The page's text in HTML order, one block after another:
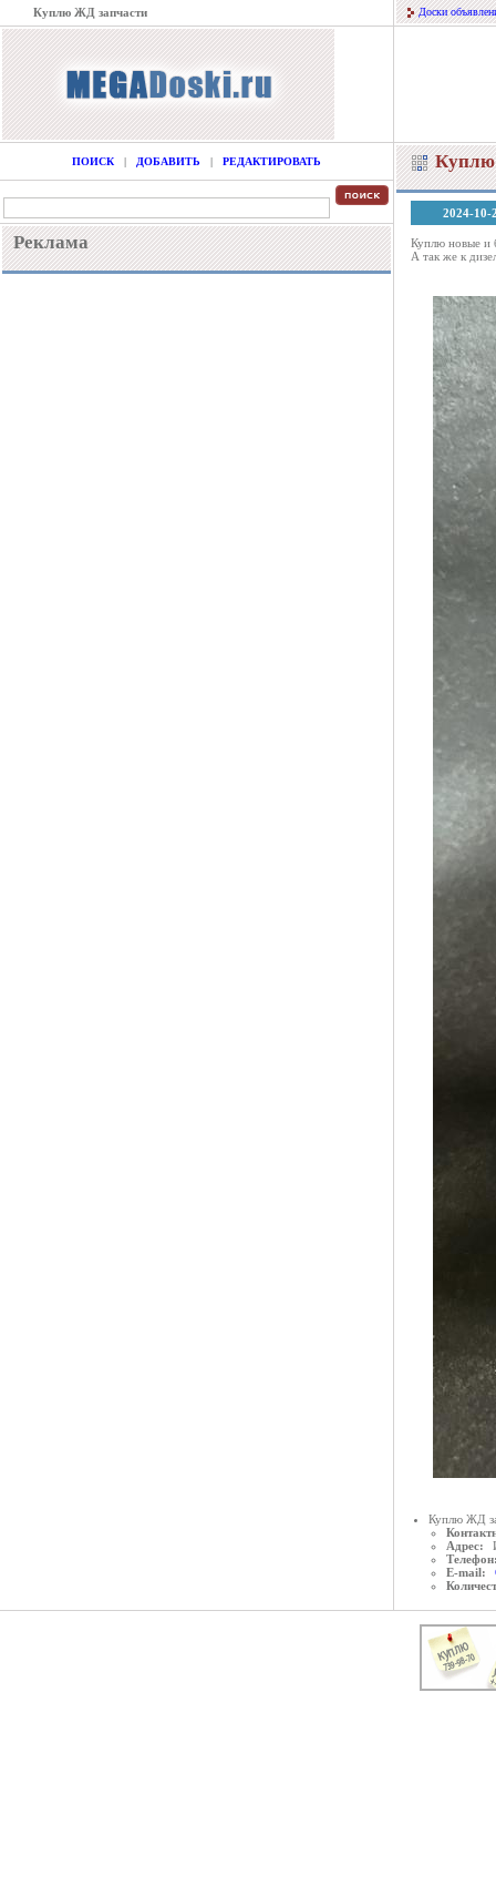
Куплю ЖД запчасти Доски
ПОИСК | ДОБАВИТЬ | РЕДАКТИРОВАТЬ
Реклама
Куплю
2024-10-
Куплю новые и
А так же к
Куплю ЖД
Адрес:
E-mail: